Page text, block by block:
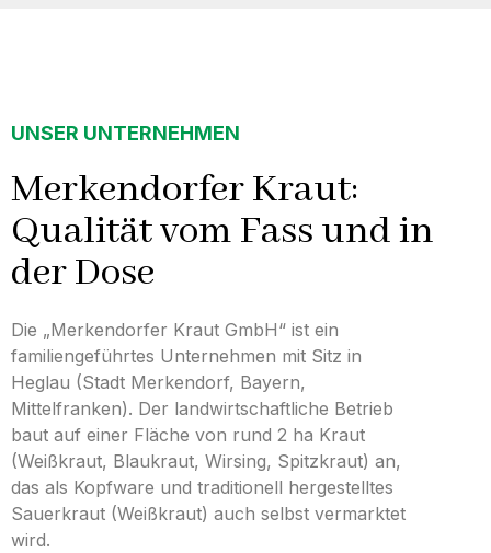
UNSER UNTERNEHMEN
Merkendorfer Kraut:
Qualität vom Fass und in
der Dose
Die „Merkendorfer Kraut GmbH“ ist ein
familiengeführtes Unternehmen mit Sitz in
Heglau (Stadt Merkendorf, Bayern,
Mittelfranken). Der landwirtschaftliche Betrieb
baut auf einer Fläche von rund 2 ha Kraut
(Weißkraut, Blaukraut, Wirsing, Spitzkraut) an,
das als Kopfware und traditionell hergestelltes
Sauerkraut (Weißkraut) auch selbst vermarktet
wird.